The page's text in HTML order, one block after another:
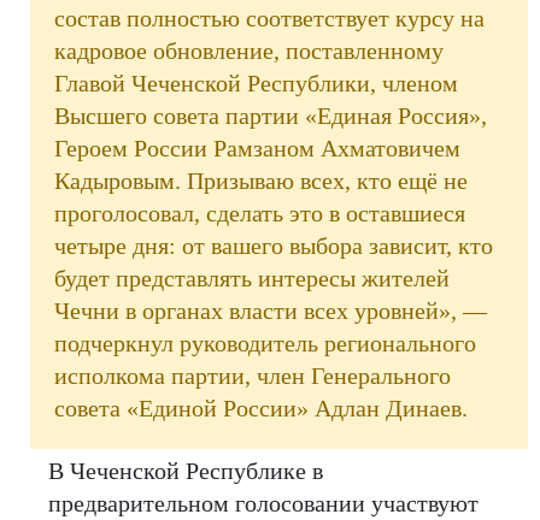
состав полностью соответствует курсу на
кадровое обновление, поставленному
Главой Чеченской Республики, членом
Высшего совета партии «Единая Россия»,
Героем России Рамзаном Ахматовичем
Кадыровым. Призываю всех, кто ещё не
проголосовал, сделать это в оставшиеся
четыре дня: от вашего выбора зависит, кто
будет представлять интересы жителей
Чечни в органах власти всех уровней», —
подчеркнул руководитель регионального
исполкома партии, член Генерального
совета «Единой России» Адлан Динаев.
В Чеченской Республике в
предварительном голосовании участвуют